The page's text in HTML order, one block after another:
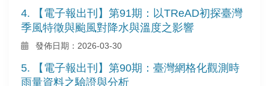
4. 【電子報出刊】第91期：以TReAD初探臺灣
季風特徵與颱風對降水與溫度之影響
發佈日期：2026-03-30
5. 【電子報出刊】第90期：臺灣網格化觀測時
雨量資料之驗證與分析